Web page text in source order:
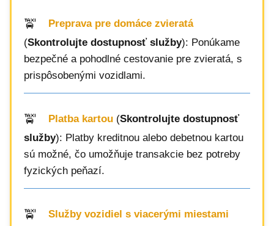
Preprava pre domáce zvieratá
(Skontrolujte dostupnosť služby): Ponúkame
bezpečné a pohodlné cestovanie pre zvieratá, s
prispôsobenými vozidlami.
Platba kartou (Skontrolujte dostupnosť
služby): Platby kreditnou alebo debetnou kartou
sú možné, čo umožňuje transakcie bez potreby
fyzických peňazí.
Služby vozidiel s viacerými miestami